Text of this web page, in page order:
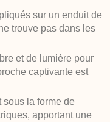
sur un enduit de
trouve pas dans les
et de lumière pour
captivante est
la forme de
apportant une